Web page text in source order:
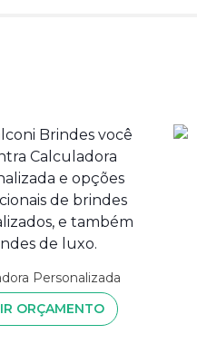
Personalizada
ORÇAMENTO